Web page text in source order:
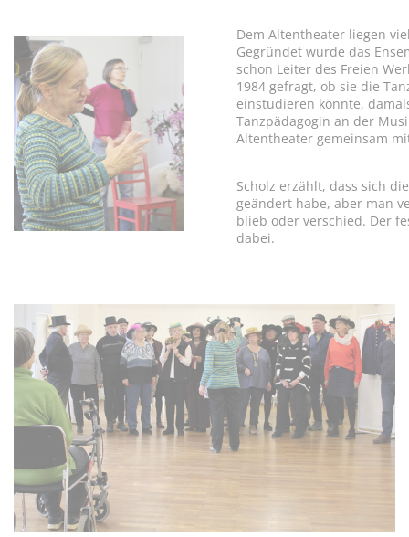
Dem Altentheater liegen
Gegründet wurde das
schon Leiter des Freien
1984 gefragt, ob sie die
einstudieren könnte,
Tanzpädagogin an der
Altentheater gemeinsam
Scholz erzählt, dass sich
geändert habe, aber man
blieb oder verschied. Der
dabei.